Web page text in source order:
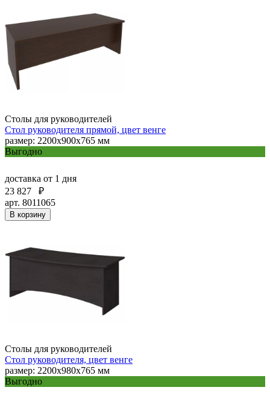
Столы для руководителей
Стол руководителя прямой, цвет венге
размер: 2200x900x765 мм
Выгодно
доставка от 1 дня
23 827
₽
арт. 8011065
В корзину
Столы для руководителей
Стол руководителя, цвет венге
размер: 2200х980х765 мм
Выгодно